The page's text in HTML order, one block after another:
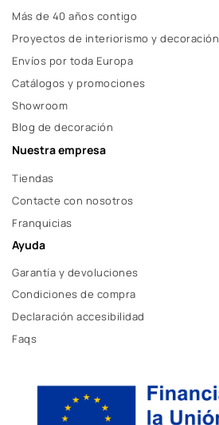
Más de 40 años contigo
Proyectos de interiorismo y decoración
Envíos por toda Europa
Catálogos y promociones
Showroom
Blog de decoración
Nuestra empresa
Tiendas
Contacte con nosotros
Franquicias
Ayuda
Garantía y devoluciones
Condiciones de compra
Declaración accesibilidad
Faqs